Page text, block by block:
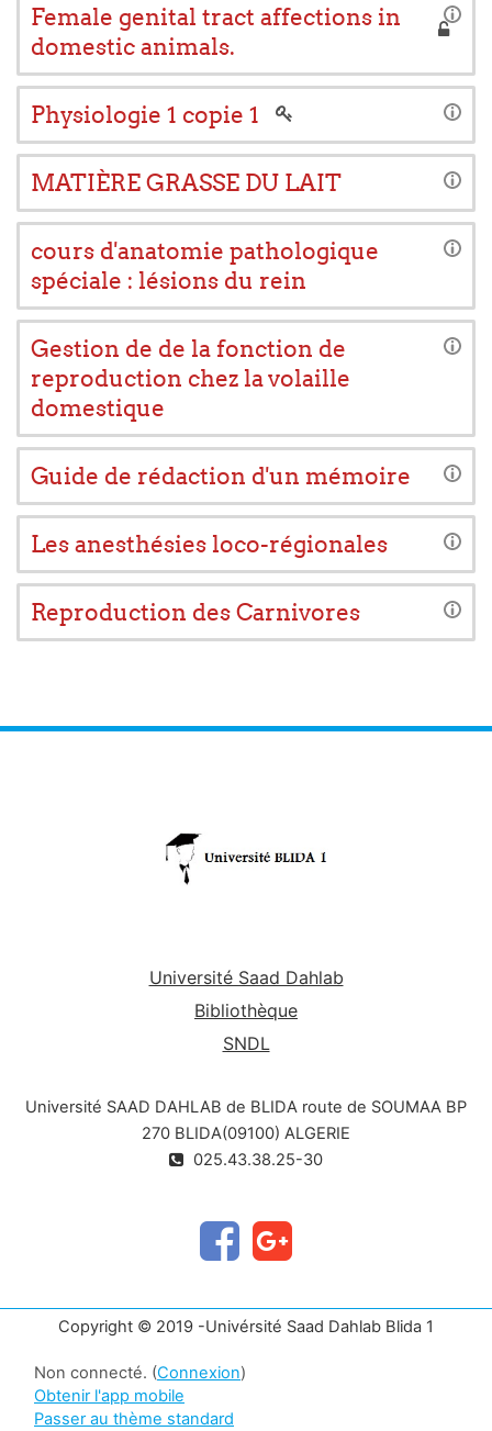
Female genital tract affections in
domestic animals.
Physiologie 1 copie 1
MATIÈRE GRASSE DU LAIT
cours d'anatomie pathologique
spéciale : lésions du rein
Gestion de de la fonction de
reproduction chez la volaille
domestique
Guide de rédaction d'un mémoire
Les anesthésies loco-régionales
Reproduction des Carnivores
Université Saad Dahlab
Bibliothèque
SNDL
Université SAAD DAHLAB de BLIDA route de SOUMAA BP
270 BLIDA(09100) ALGERIE
025.43.38.25-30
Copyright © 2019 -Univérsité Saad Dahlab Blida 1
Non connecté. (Connexion)
Obtenir l'app mobile
Passer au thème standard